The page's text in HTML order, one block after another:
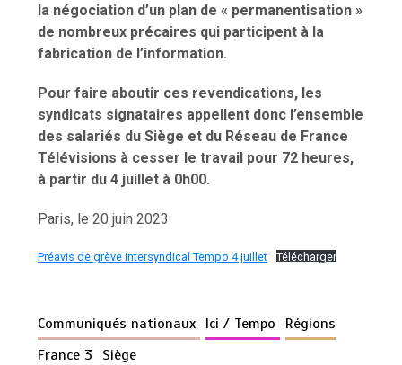
la négociation d’un plan de « permanentisation »
de nombreux précaires qui participent à la
fabrication de l’information.
Pour faire aboutir ces revendications, les
syndicats signataires appellent donc l’ensemble
des salariés du Siège et du Réseau de France
Télévisions à cesser le travail pour 72 heures,
à partir du 4 juillet à 0h00.
Paris, le 20 juin 2023
Préavis de grève intersyndical Tempo 4 juillet Télécharger
Communiqués nationaux Ici / Tempo
Régions
France 3
Siège